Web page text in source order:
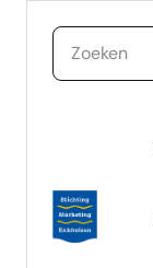
zoeken